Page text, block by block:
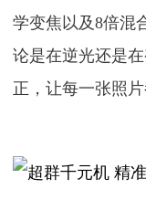
学变焦以及8倍混
论是在逆光还是
正，让每一张照